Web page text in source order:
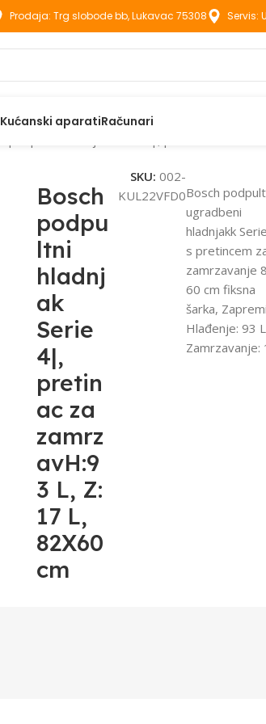
Prodaja: Trg slobode bb, Lukavac 75308 Servis:
Kućanski aparatiRačunari
Bosch
podpu
ltni
hladnj
ak
Serie
4|,
pretin
ac za
zamrz
avH:9
3 L, Z:
17 L,
82X60
cm
SKU: 002-
KUL22VFD0Bosch
ugradbeni
hladnjakk
s pretincem
zamrzavanje
60 cm fiksna
šarka,
Hlađenje: 93
Zamrzavanje: